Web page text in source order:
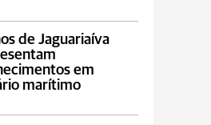
de Jaguariaíva
em
marítimo